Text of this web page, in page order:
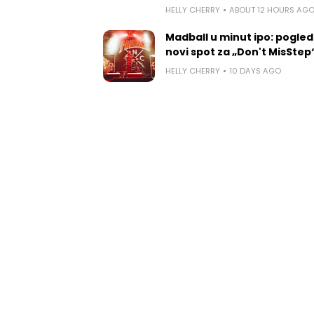
HELLY CHERRY ABOUT 12 HOURS AGO
Madball u minut ipo:
novi spot za „Don't
HELLY CHERRY 10 DAYS AGO